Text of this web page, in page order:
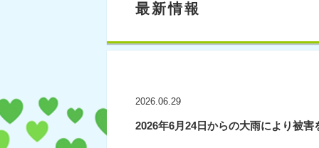
最新情報
2026.06.29
2026年6月24日からの大雨により被